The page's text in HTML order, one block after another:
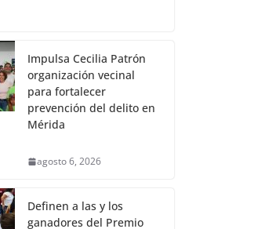
Impulsa Cecilia Patrón
organización vecinal
para fortalecer
prevención del delito en
Mérida
agosto 6, 2026
Definen a las y los
ganadores del Premio